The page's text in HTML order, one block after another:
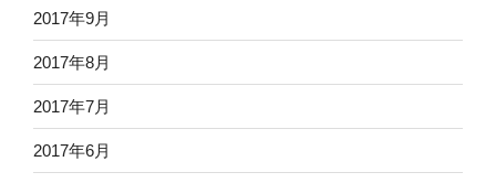
2017年9月
2017年8月
2017年7月
2017年6月